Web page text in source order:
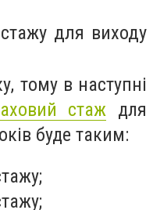
для виходу
тому в наступні
стаж для
буде таким: